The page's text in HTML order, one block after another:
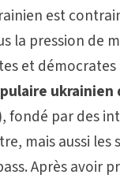
est
la pression de
et démocrates
ukrainien
fondé par des
mais aussi les
Après avoir